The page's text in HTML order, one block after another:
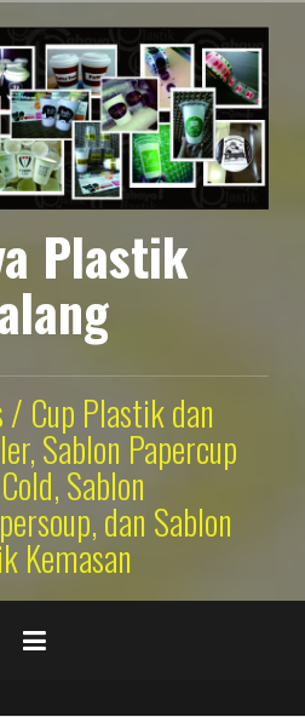
Plastik
/ Cup Plastik dan
Sablon Papercup
Sablon
dan Sablon
Kemasan